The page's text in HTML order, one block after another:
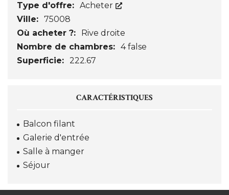
Type d'offre: Acheter
Ville: 75008
Où acheter ?:
Rive droite
Nombre de chambres: 4 false
Superficie: 222.67
CARACTÉRISTIQUES
Balcon filant
Galerie d'entrée
Salle à manger
Séjour